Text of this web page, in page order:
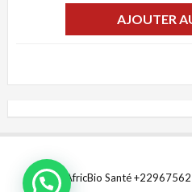
AJOUTER
© 2022 AfricBio Santé